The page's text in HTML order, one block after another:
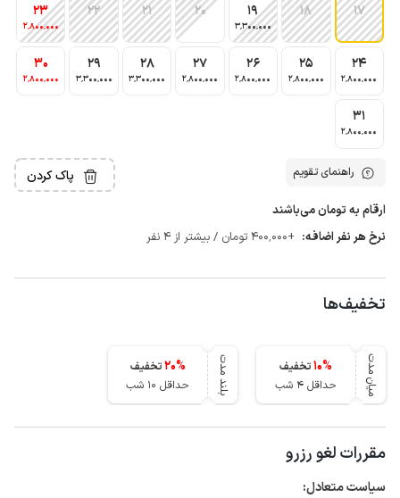
17
18
19
3٬300٬000
20
21
22
23
2٬800٬000
24
2٬800٬000
25
2٬800٬000
26
2٬800٬000
27
2٬800٬000
28
3٬300٬000
29
3٬300٬000
30
2٬800٬000
31
2٬800٬000
راهنمای تقویم پاک کردن
ارقام به تومان می‌باشند
نرخ هر نفر اضافه: +400٬000 تومان / بیشتر از 4 نفر
تخفیف‌ها
میان مدت 10%
تخفیف
حداقل 4 شب
بلند مدت 20%
تخفیف
حداقل 10 شب
مقررات لغو رزرو
سیاست متعادل: